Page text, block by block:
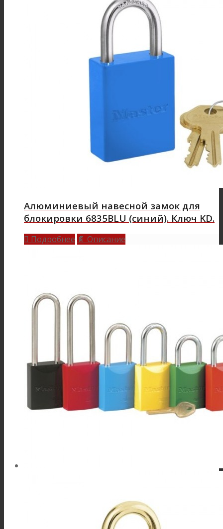
Алюминиевый навесной замок для
блокировки 6835BLU (синий). Ключ KD.
 Подробнее 📄 Описание